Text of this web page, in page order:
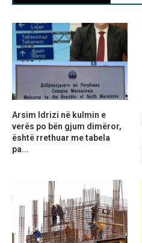
Arsim Idrizi në kulmin e
verës po bën gjum dimëror,
është rrethuar me tabela
pa...